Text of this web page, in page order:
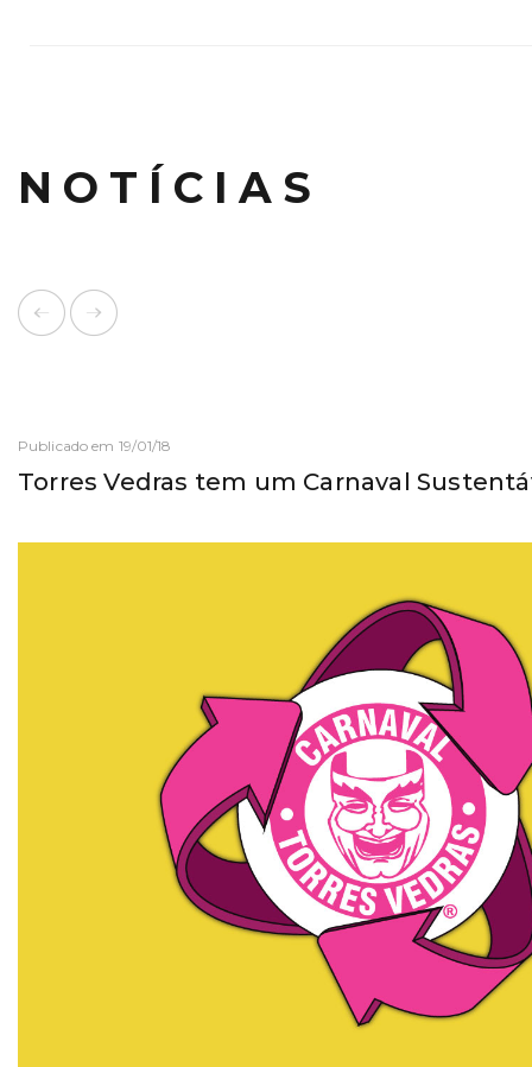
NOTÍCIAS
Publicado em 19/01/18
Torres Vedras tem um Carnaval